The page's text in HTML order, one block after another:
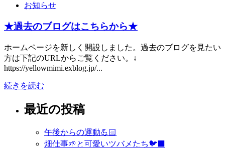
お知らせ
★過去のブログはこちらから★
ホームページを新しく開設しました。過去のブログを見たい
方は下記のURLからご覧ください。↓
https://yellowmimi.exblog.jp/...
続きを読む
最近の投稿
午後からの運動💪🏻
畑仕事🌱と可愛いツバメたち🐦‍⬛